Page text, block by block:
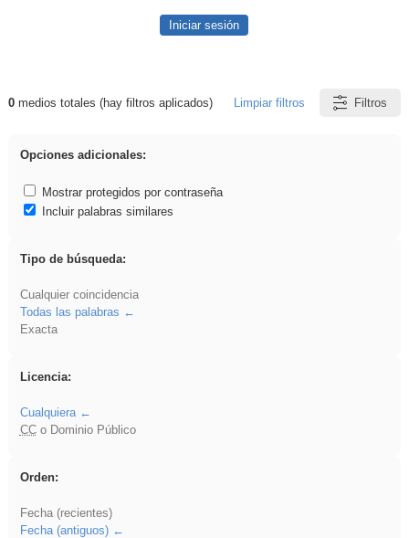
Iniciar sesión
Resultados de: pantalla
0medios totales (hay filtros aplicados) Limpiar filtros Filtros
Opciones adicionales:
Mostrar protegidos por contraseña
Incluir palabras similares
Tipo de búsqueda:
Cualquier coincidencia
Todas las palabras
Exacta
Licencia:
Cualquiera
CCo Dominio Público
Orden:
Fecha (recientes)
Fecha (antiguos)